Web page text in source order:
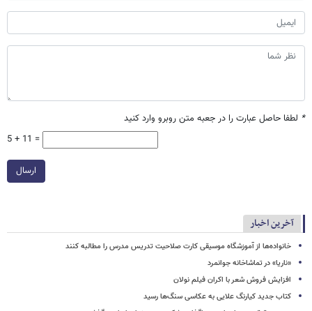
* لطفا حاصل عبارت را در جعبه متن روبرو وارد کنید
5 + 11 =
ارسال
آخرین اخبار
خانواده‌ها از آموزشگاه موسیقی کارت صلاحیت تدریس مدرس را مطالبه کنند
«ناریا» در تماشاخانه جوانمرد
افزایش فروش شعر با اکران فیلم نولان
کتاب جدید کیارنگ علایی به عکاسی سنگ‌ها رسید